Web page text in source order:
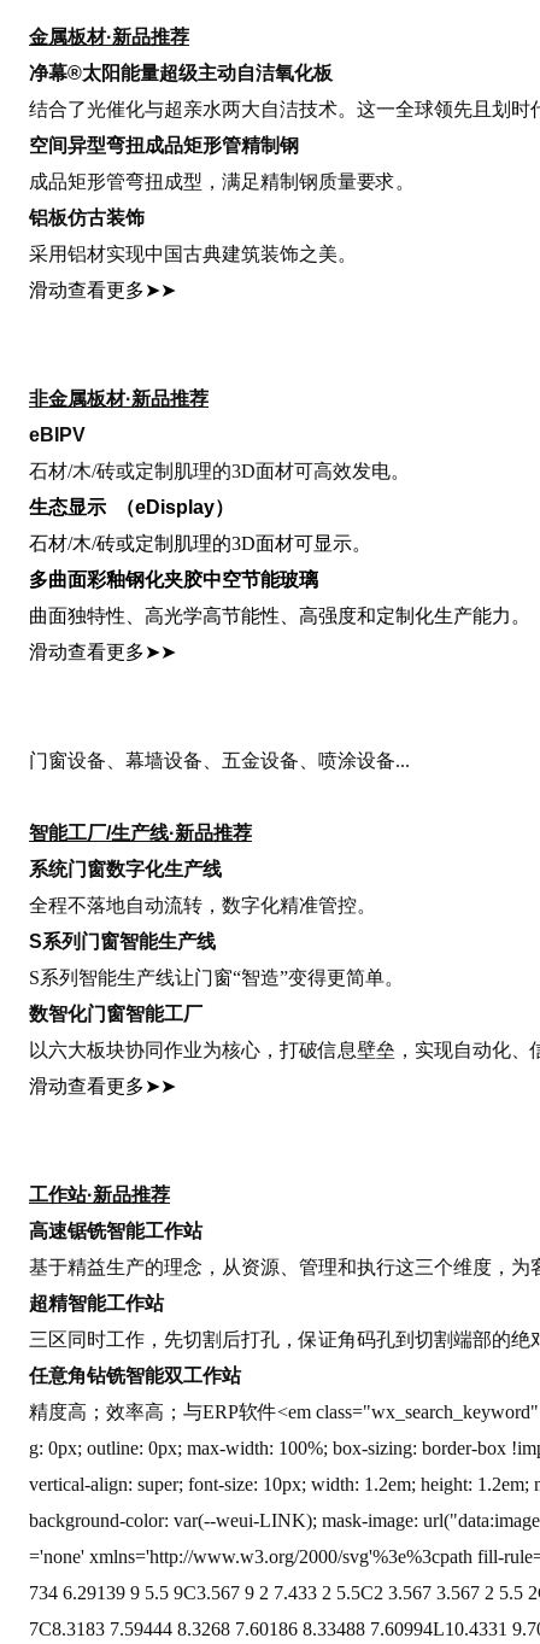
金属板材·新品推荐
净幕®太阳能量超级主动自洁氧化板
结合了光催化与超亲水两大自洁技术。这一全球领先且划
空间异型弯扭成品矩形管精制钢
成品矩形管弯扭成型，满足精制钢质量要求。
铝板仿古装饰
采用铝材实现中国古典建筑装饰之美。
滑动查看更多➤➤
非金属板材·新品推荐
eBIPV
石材/木/砖或定制肌理的3D面材可高效发电。
生态显示 （eDisplay）
石材/木/砖或定制肌理的3D面材可显示。
多曲面彩釉钢化夹胶中空节能玻璃
曲面独特性、高光学高节能性、高强度和定制化生产能力。
滑动查看更多➤➤
门窗设备、幕墙设备、五金设备、喷涂设备...
智能工厂/生产线·新品推荐
系统门窗数字化生产线
全程不落地自动流转，数字化精准管控。
S系列门窗智能生产线
S系列智能生产线让门窗“智造”变得更简单。
数智化门窗智能工厂
以六大板块协同作业为核心，打破信息壁垒，实现自动化
滑动查看更多➤➤
工作站·新品推荐
高速锯铣智能工作站
基于精益生产的理念，从资源、管理和执行这三个维度，
超精智能工作站
三区同时工作，先切割后打孔，保证角码孔到切割端部的绝
任意角钻铣智能双工作站
精度高；效率高；与ERP软件<em
g: 0px; outline: 0px; max-width: 100%; box-sizing: border-box !i
vertical-align: super; font-size: 10px; width: 1.2em; height: 1.2em;
background-color: var(--weui-LINK); mask-image: url("d
='none' xmlns='http://www.w3.org/2000/svg'%3e%3cpath fill-
734 6.29139 9 5.5 9C3.567 9 2 7.433 2 5.5C2 3.567 3.567 2 5.5
7C8.3183 7.59444 8.3268 7.60186 8.33488 7.60994L10.4331